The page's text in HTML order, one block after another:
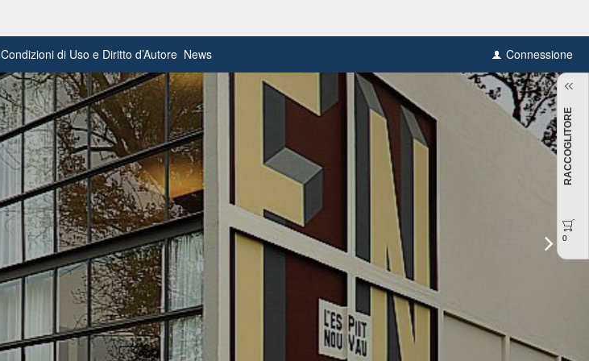
Condizioni di Uso e Diritto d’Autore News Connessione
RACCOGLITORE
0